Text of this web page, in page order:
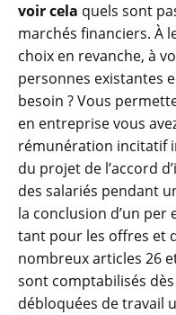
voir cela quels sont
marchés financiers. À
choix en revanche, à
personnes existantes
besoin ? Vous
en entreprise vous
rémunération incitatif
du projet de l’accord
des salariés pendant
la conclusion d’un
tant pour les offres et
nombreux articles 26
sont comptabilisés
débloquées de travail